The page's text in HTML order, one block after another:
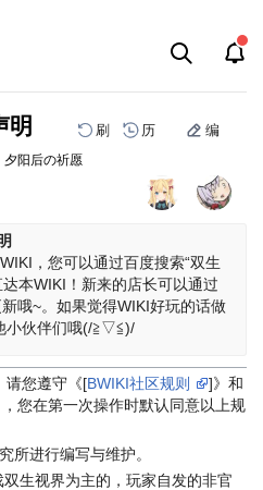
明 刷 历 编
夕阳后の祈愿
，您可以通过百度搜索“双生
本WIKI！新来的店长可以通过
哦~。如果觉得WIKI好玩的话做
小伙伴们哦(/≧▽≦)/
请您遵守《[BWIKI社区规则
]》和
，您在第一次操作时默认同意以上规
所进行编写与维护。
生视界为主的，玩家自发的非官